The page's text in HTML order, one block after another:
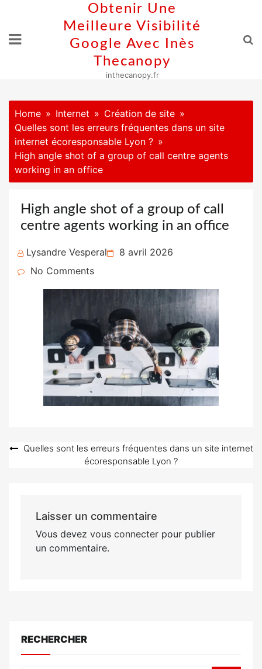
content
Obtenir Une
Meilleure Visibilité
Google Avec Inès
Thecanopy
inthecanopy.fr
Home Internet
Création de site
Quelles sont les erreurs fréquentes dans un site
internet écoresponsable Lyon ?
High angle shot of a group of call centre agents
working in an office
High angle shot of a group of call
centre agents working in an office
Lysandre Vesperal Posted
8 avril 2026
No Comments
Navigation
Quelles sont les erreurs fréquentes dans un site internet
écoresponsable Lyon ?
Laisser un commentaire
Vous devez vous connecterpour publier
un commentaire.
RECHERCHER